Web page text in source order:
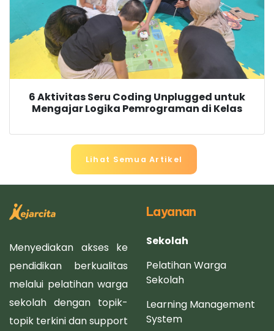
6 Aktivitas Seru Coding Unplugged untuk
Mengajar Logika Pemrograman di Kelas
Lihat Semua Artikel
Menyediakan akses ke
pendidikan berkualitas
melalui pelatihan warga
sekolah dengan topik-
topik terkini dan support
Layanan
Sekolah
Pelatihan Warga
Sekolah
Learning Management
System